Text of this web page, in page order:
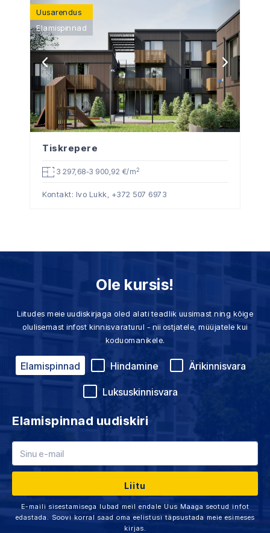
Uusarendus
Elamispinnad
Tiskrepere
3 297,68-3 900,92 €/m2
Kontakt: Ivo Lukk, +372 507 6973
Ole kursis!
Liitudes meie uudiskirjaga oled alati teadlik uusimast ning kõige
olulisemast infost kinnisvaraturul - nii ostjatele, müüjatele kui
koduomanikele.
Elamispinnad Hindamine Ärikinnisvara
Luksuskinnisvara
Elamispinnad uudiskiri
E-maili sisestamisega lubad meil endale Uus Maaga seotud infot
edastada. Soovi korral saad oma eelistusi täpsustada meie esimeses
kirjas.